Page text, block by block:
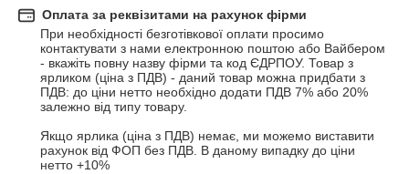
Оплата за реквізитами на рахунок фірми
При необхідності безготівкової оплати просимо
контактувати з нами електронною поштою або Вайбером
- вкажіть повну назву фірми та код ЄДРПОУ. Товар з
ярликом (ціна з ПДВ) - даний товар можна придбати з
ПДВ: до ціни нетто необхідно додати ПДВ 7% або 20%
залежно від типу товару.
Якщо ярлика (ціна з ПДВ) немає, ми можемо виставити
рахунок від ФОП без ПДВ. В даному випадку до ціни
нетто +10%